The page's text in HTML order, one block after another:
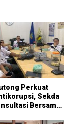
Perkuat
Sekda
Bersama